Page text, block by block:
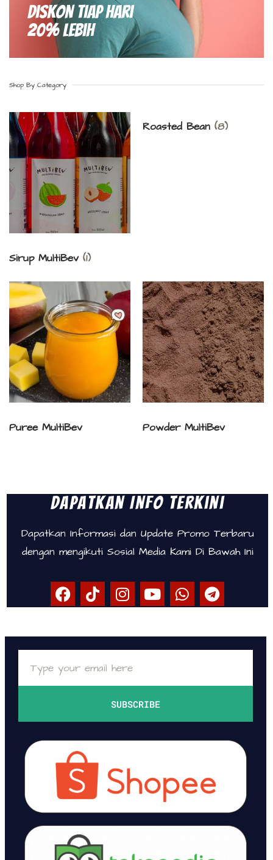
Diskon Tiap hari
20% Lebih
Shop By Category
Sirup MultiBev (1)
Roasted Bean (8)
Puree MultiBev Powder MultiBev
Dapatkan Info Terkini
Dapatkan Informasi dan Update Promo Terbaru
dengan mengikuti Sosial Media Kami Di Bawah Ini
SUBSCRIBE